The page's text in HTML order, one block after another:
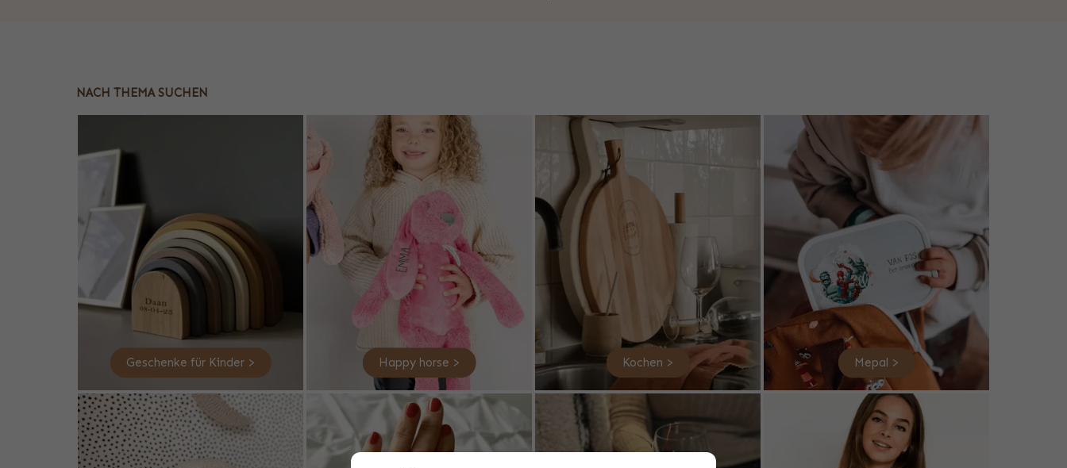
NACH THEMA SUCHEN
Geschenke für Kinder > Happy horse > Kochen > Mepal >